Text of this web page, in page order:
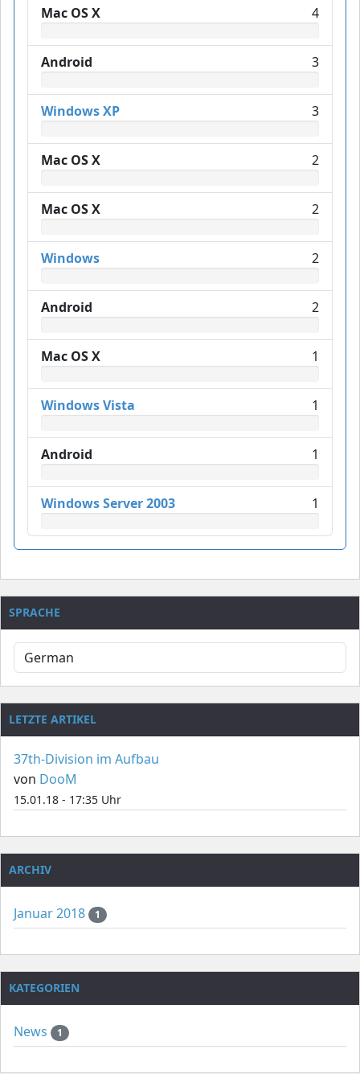
Mac OS X 4
Android 3
Windows XP 3
Mac OS X 2
Mac OS X 2
Windows 2
Android 2
Mac OS X 1
Windows Vista 1
Android 1
Windows Server 2003 1
SPRACHE
LETZTE ARTIKEL
37th-Division im Aufbau
von DooM
15.01.18 - 17:35 Uhr
ARCHIV
Januar 2018 1
KATEGORIEN
News 1